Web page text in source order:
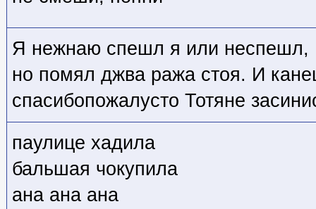
Я нежнаю спешл я или неспешл,
но помял джва ража стоя. И
спасибопожалусто Тотяне
паулице хадила
бальшая чокупила
ана ана ана